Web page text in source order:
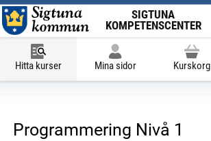
SIGTUNA
KOMPETENSCENTER
Hitta kurser Mina sidor Kurskorg
Programmering Nivå 1